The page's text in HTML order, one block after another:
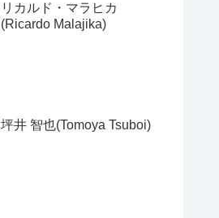
リカルド・マラヒカ
(Ricardo Malajika)
坪井 智也(Tomoya Tsuboi)